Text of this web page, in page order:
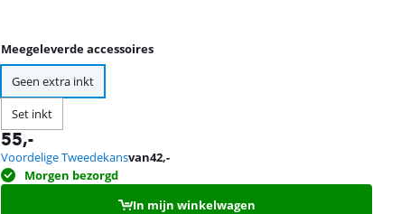
Meegeleverde accessoires
Geen extra inkt
Set inkt
55,-
Voordelige Tweedekansvan42,-
Morgen bezorgd
In mijn winkelwagen